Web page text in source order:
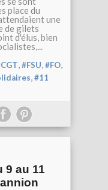
place du
une
de gilets
d'élus, bien
,#FSU,#FO,
,#11
9 au 11